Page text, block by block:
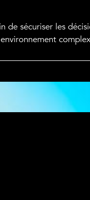
sécuriser les